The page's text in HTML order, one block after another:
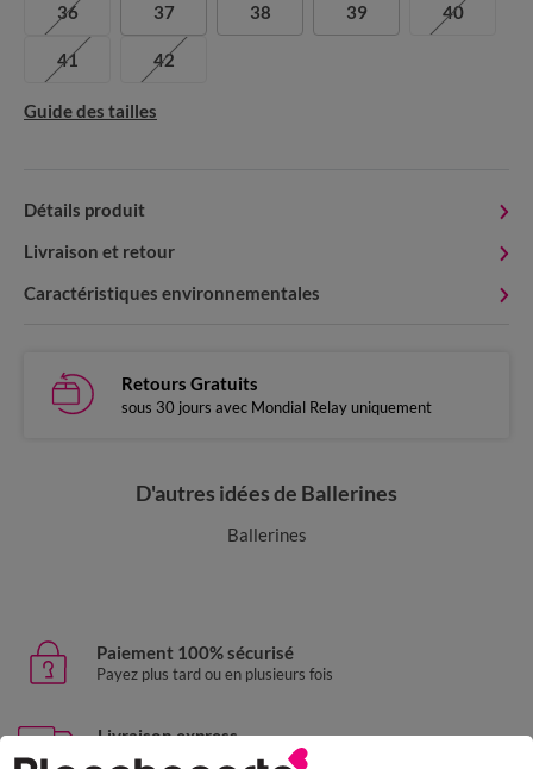
36 37 38 39 40
41 42
Guide des tailles
Détails produit
Livraison et retour
Caractéristiques environnementales
Retours Gratuits
sous 30 jours avec Mondial Relay uniquement
D'autres idées de Ballerines
Ballerines
Paiement 100% sécurisé
Payez plus tard ou en plusieurs fois
Livraison express
domicile, relais, consignes automatiques